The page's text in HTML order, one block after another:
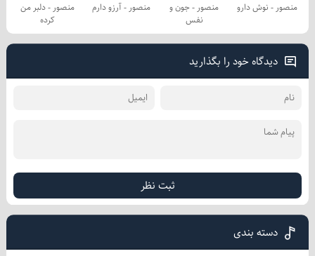
منصور - نوش دارو
منصور - جون و
نفس
منصور - آرزو دارم
منصور - دلبر من
کرده
دیدگاه خود را بگذارید
ثبت نظر
دسته بندی